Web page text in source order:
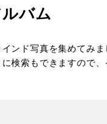
バム
ンド写真を集めてみま
検索もできますので